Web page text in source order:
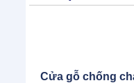
Cửa gỗ chống